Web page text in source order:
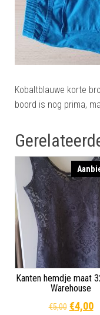
Kobaltblauwe korte
boord is nog prima,
Kanten hemdje maat
Warehouse
€5,00 €4,00